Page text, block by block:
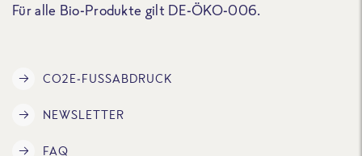
Für alle Bio-Produkte gilt DE-ÖKO-006.
CO2E-FUSSABDRUCK
NEWSLETTER
FAQ